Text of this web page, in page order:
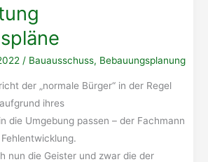
/ Bauausschuss, Bebauungsplanung
der „normale Bürger“ in der Regel
ihres
die Umgebung passen – der Fachmann
nun die Geister und zwar die der